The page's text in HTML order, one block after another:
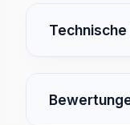
Technische